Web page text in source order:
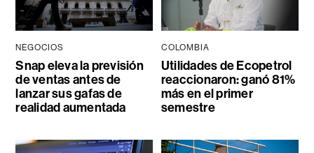
NEGOCIOS
Snap eleva la previsión
de ventas antes de
lanzar sus gafas de
realidad aumentada
COLOMBIA
Utilidades de Ecopetrol
reaccionaron: ganó 81%
más en el primer
semestre